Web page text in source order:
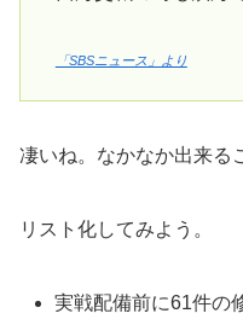
「SBSニュース」より
凄いね。なかなか出来る
リスト化してみよう。
実戦配備前に61件の